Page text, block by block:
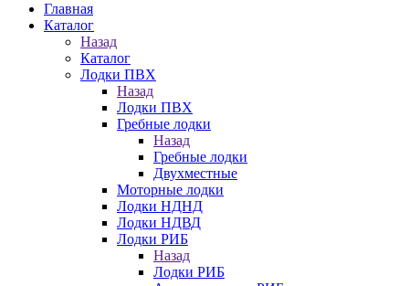
Главная
Каталог
Назад
Каталог
Лодки ПВХ
Назад
Лодки ПВХ
Гребные лодки
Назад
Гребные лодки
Двухместные
Моторные лодки
Лодки НДНД
Лодки НДВД
Лодки РИБ
Назад
Лодки РИБ